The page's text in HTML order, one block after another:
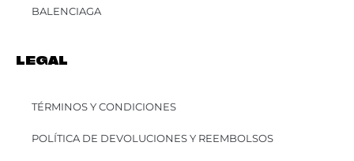
BALENCIAGA
LEGAL
TÉRMINOS Y CONDICIONES
POLÍTICA DE DEVOLUCIONES Y REEMBOLSOS